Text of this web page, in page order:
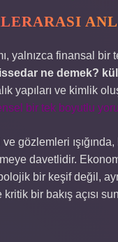
yalnızca finansal
ne demek?
yapıları ve kimlik
bir tek boyutlu
gözlemleri
davetlidir.
bir keşif değil,
bir bakış açısı